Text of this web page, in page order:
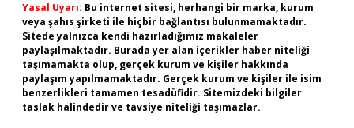
Yasal Uyarı: Bu internet sitesi, herhangi bir marka, kurum
veya şahıs şirketi ile hiçbir bağlantısı bulunmamaktadır.
Sitede yalnızca kendi hazırladığımız makaleler
paylaşılmaktadır. Burada yer alan içerikler haber niteliği
taşımamakta olup, gerçek kurum ve kişiler hakkında
paylaşım yapılmamaktadır. Gerçek kurum ve kişiler ile isim
benzerlikleri tamamen tesadüfidir. Sitemizdeki bilgiler
taslak halindedir ve tavsiye niteliği taşımazlar.